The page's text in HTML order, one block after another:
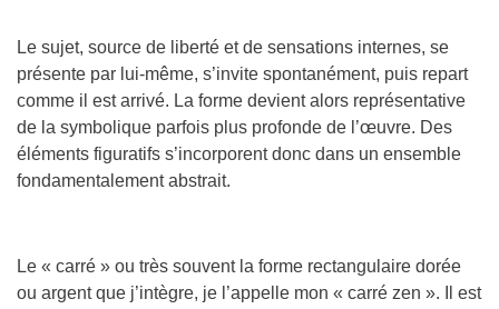
Le sujet, source de liberté et de sensations internes, se
présente par lui-même, s’invite spontanément, puis repart
comme il est arrivé. La forme devient alors représentative
de la symbolique parfois plus profonde de l’œuvre. Des
éléments figuratifs s’incorporent donc dans un ensemble
fondamentalement abstrait.
Le « carré » ou très souvent la forme rectangulaire dorée
ou argent que j’intègre, je l’appelle mon « carré zen ». Il est